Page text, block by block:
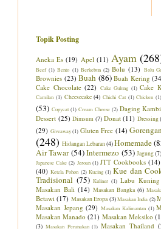
Topik Posting
Aneka Es (19) Apel (11) Ayam
Beef (1) Bento (1) Berkebun (2) Bolu (13) Bolu
Brownies (23) Buah (86) Buah Kering
Cake Chocolate (22) Cake Gulung (1) Cake
Camilan (1) Cheesecake (4) Chichi Cat (1) Chicken (1)
(53) Copycat (1) Cream Cheese (2) Daging
Dessert (25) Dimsum (7) Donat (11) Dressing
(29) Giveaway (1) Gluten Free (14) Gorengan
(248) Hidangan Lebaran(4)Homemade
Air Tawar (54)Intermezo (53) Jagung(7)
Japanese Cake (2) Jeroan (1) JTT Cookbooks (14)
(40) Ketela Pohon (2) Kucing (1) Kue dan
Tradisional (75) Kuliner (1) Labu Kuning
Masakan Bali (14) Masakan Bangka (6)
Betawi (17) Masakan Eropa (3) Masakan India (2)
Masakan Jepang (29) Masakan Kalimantan (1)
Masakan Manado (21) Masakan Meksiko
(3) Masakan Peranakan (1) Masakan Thailand